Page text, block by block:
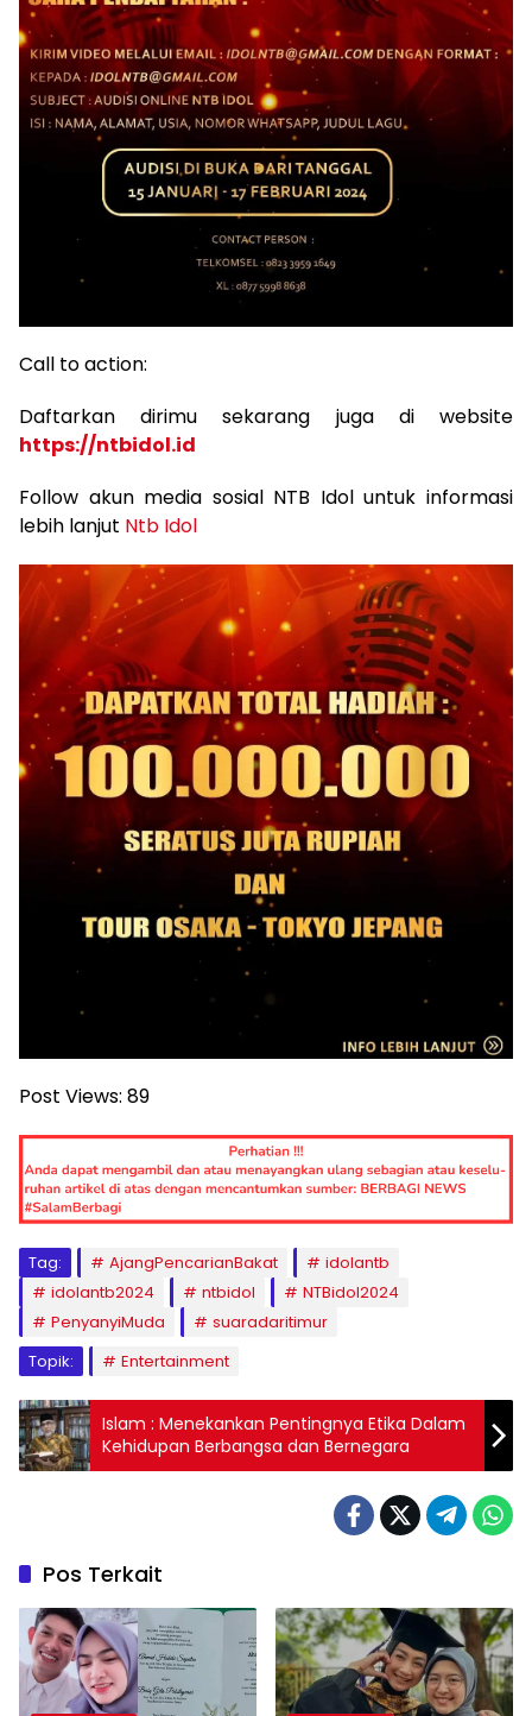
Call to action:
Daftarkan dirimu sekarang juga di website
https://ntbidol.id
Follow akun media sosial NTB Idol untuk informasi
lebih lanjut Ntb Idol
Post Views: 89
Tag: AjangPencarianBakat
idolantb
idolantb2024
ntbidol
NTBidol2024
PenyanyiMuda
suaradaritimur
Topik:
Entertainment
Islam : Menekankan Pentingnya Etika Dalam
Kehidupan Berbangsa dan Bernegara
Pos Terkait